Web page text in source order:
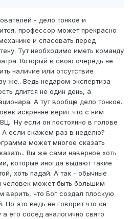
- дело тонкое и
профессор может прекрасно
и спасовать перед
Тут необходимо иметь команду
Который в свою очередь не
наличие или отсутствие
же.. Ведь недаром экспертиза
длится не один день, а
А тут вообще дело тонкое..
искренне верит что с ним
Ну если он постоянно в голове
А если скажем раз в неделю?
может многое сказать
Вы же сами наверное хоть
которые иногда выдают такие
хоть падай. А так - обычные
может быть большим
верить, что Бог создал плоскую
Но это ведь не говорит что он
его сосед аналогично свято